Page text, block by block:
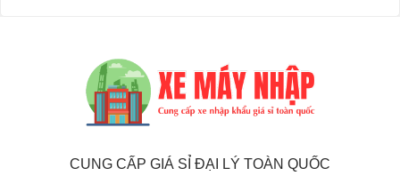
CUNG CẤP GIÁ SỈ ĐẠI LÝ TOÀN QUỐC